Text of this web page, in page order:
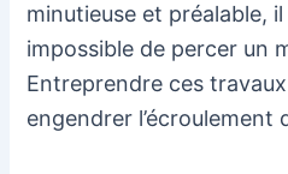
minutieuse et préalable,
impossible de percer un
Entreprendre ces
engendrer l’écroulement